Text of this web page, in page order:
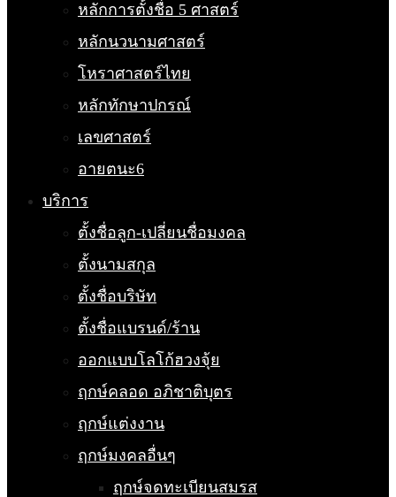
หลักการตั้งชื่อ 5 ศาสตร์
หลักนวนามศาสตร์
โหราศาสตร์ไทย
หลักทักษาปกรณ์
เลขศาสตร์
อายตนะ6
บริการ
ตั้งชื่อลูก-เปลี่ยนชื่อมงคล
ตั้งนามสกุล
ตั้งชื่อบริษัท
ตั้งชื่อแบรนด์/ร้าน
ออกแบบโลโก้ฮวงจุ้ย
ฤกษ์คลอด อภิชาติบุตร
ฤกษ์แต่งงาน
ฤกษ์มงคลอื่นๆ
ฤกษ์จดทะเบียนสมรส